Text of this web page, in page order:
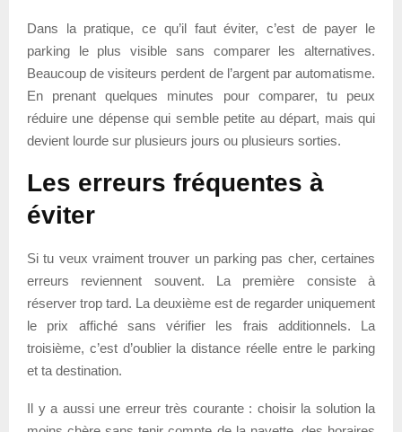
Dans la pratique, ce qu’il faut éviter, c’est de payer le
parking le plus visible sans comparer les alternatives.
Beaucoup de visiteurs perdent de l’argent par automatisme.
En prenant quelques minutes pour comparer, tu peux
réduire une dépense qui semble petite au départ, mais qui
devient lourde sur plusieurs jours ou plusieurs sorties.
Les erreurs fréquentes à
éviter
Si tu veux vraiment trouver un parking pas cher, certaines
erreurs reviennent souvent. La première consiste à
réserver trop tard. La deuxième est de regarder uniquement
le prix affiché sans vérifier les frais additionnels. La
troisième, c’est d’oublier la distance réelle entre le parking
et ta destination.
Il y a aussi une erreur très courante : choisir la solution la